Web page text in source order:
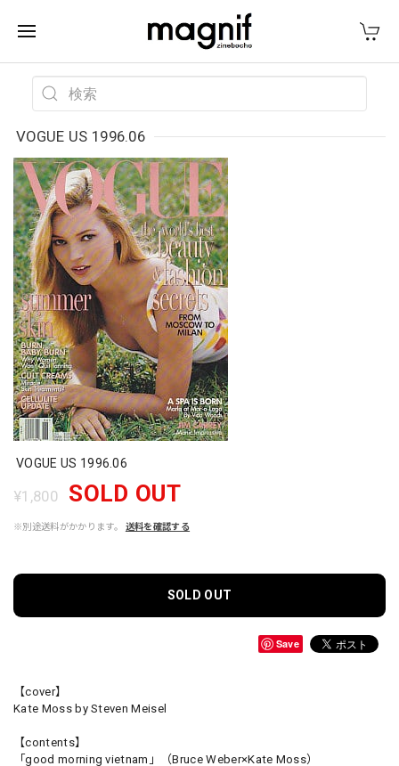
VOGUE US 1996.06
VOGUE US 1996.06
¥1,800 SOLD OUT
※別途送料がかかります。 送料を確認する
SOLD OUT
Save
【cover】
Kate Moss by Steven Meisel
【contents】
「good morning vietnam」（Bruce Weber×Kate Moss）